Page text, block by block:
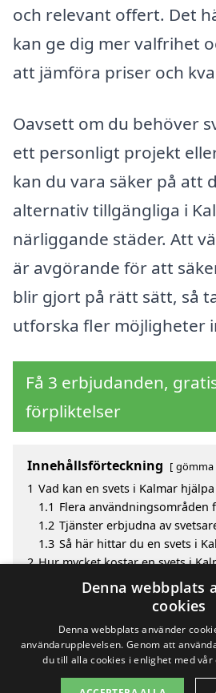
och relevant offert. Det
kan ge dig mer valfrihet
att jämföra priser och
Oavsett om du behöver
ett personligt projekt
kan du vara säker på att
alternativ tillgängliga i
närliggande städer. Att
är avgörande för att
blir gjort på rätt sätt, så
utforska fler möjligheter
Få 3 erbjudanden,
förpliktelser
Innehållsförteckning gömma
1 Vad kan en svets i Kalmar
1.1 Flera användningsområden
1.2 Tjänster erbjudna av
1.3 Så här hittar du en svets i
2 Hur mycket kostar en svets i
Fördelar med att välja svets i
Sök efter en skicklig svets i de
Denna webbplats
cookies
Denna webbplats använder
användarupplevelsen. Genom att
du till alla cookies i enlighet med vår